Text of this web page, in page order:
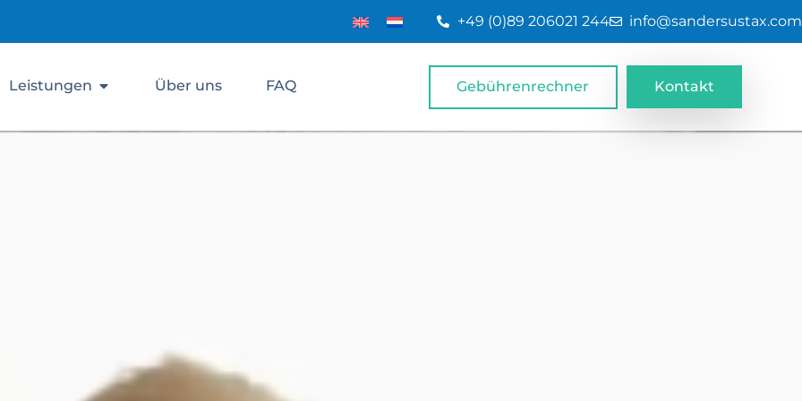
+49 (0)89 206021 244 info@sandersustax.com
Leistungen Über uns FAQ Gebührenrechner Kontakt